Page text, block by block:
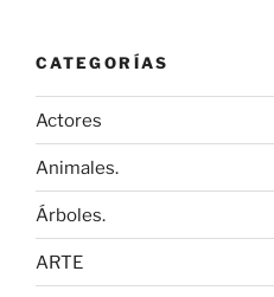
CATEGORÍAS
Actores
Animales.
Árboles.
ARTE